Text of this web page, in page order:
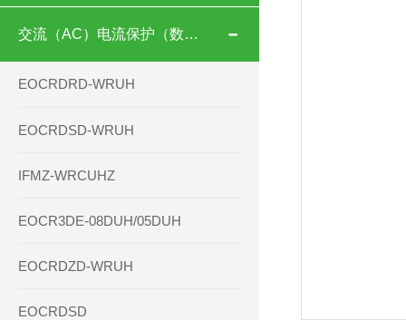
交流（AC）电流保护（数码型）
EOCRDRD-WRUH
EOCRDSD-WRUH
IFMZ-WRCUHZ
EOCR3DE-08DUH/05DUH
EOCRDZD-WRUH
EOCRDSD